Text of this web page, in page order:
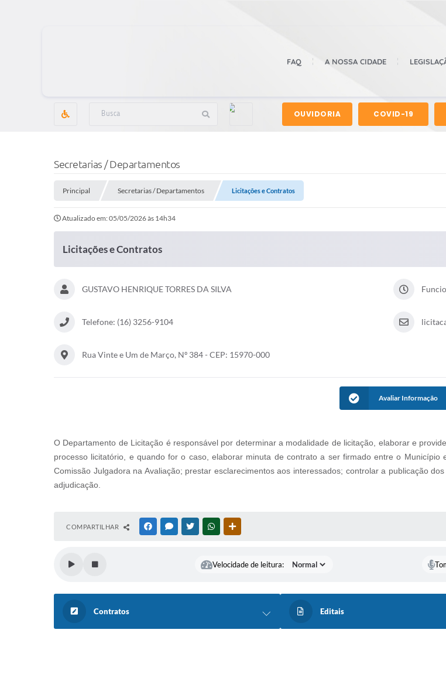
FAQ A NOSSA CIDADE
OUVIDORIA COVID-19
Secretarias / Departamentos
Principal Secretarias / Departamentos Licitações e Contratos
Atualizado em: 05/05/2026 às 14h34
Licitações e Contratos
GUSTAVO HENRIQUE TORRES DA SILVA
Telefone: (16) 3256-9104
Rua Vinte e Um de Março, Nº 384 - CEP: 15970-000
Avaliar Informação
O Departamento de Licitação é responsável por determinar a modalidade de licitação, elaborar e
processo licitatório, e quando for o caso, elaborar minuta de contrato a ser firmado entre o
Comissão Julgadora na Avaliação; prestar esclarecimentos aos interessados; controlar a publicação
adjudicação.
COMPARTILHAR FACEBOOKMESSENGER
TWITTERWHATSAPP
Velocidade de leitura:
Contratos Editais